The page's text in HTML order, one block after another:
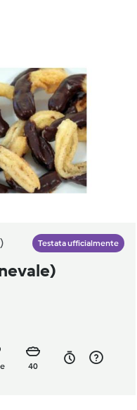
Testata ufficialmente
40